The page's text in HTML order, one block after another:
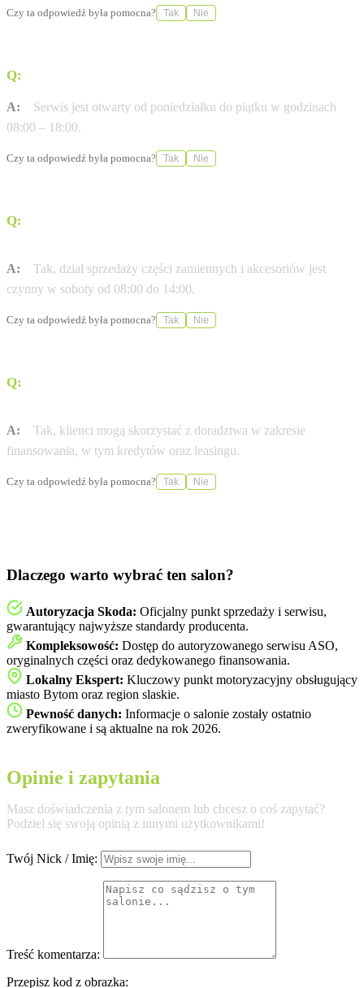
Czy ta odpowiedź była pomocna? Tak Nie
Q:
A:
Serwis jest otwarty od poniedziałku do piątku w godzinach
08:00 – 18:00.
Czy ta odpowiedź była pomocna? Tak Nie
Q:
A:
Tak, dział sprzedaży części zamiennych i akcesoriów jest
czynny w soboty od 08:00 do 14:00.
Czy ta odpowiedź była pomocna? Tak Nie
Q:
A:
Tak, klienci mogą skorzystać z doradztwa w zakresie
finansowania, w tym kredytów oraz leasingu.
Czy ta odpowiedź była pomocna? Tak Nie
Dlaczego warto wybrać ten salon?
Autoryzacja Skoda: Oficjalny punkt sprzedaży i serwisu,
gwarantujący najwyższe standardy producenta.
Kompleksowość: Dostęp do autoryzowanego serwisu ASO,
oryginalnych części oraz dedykowanego finansowania.
Lokalny Ekspert: Kluczowy punkt motoryzacyjny obsługujący
miasto Bytom oraz region slaskie.
Pewność danych: Informacje o salonie zostały ostatnio
zweryfikowane i są aktualne na rok 2026.
Opinie i zapytania
Masz doświadczenia z tym salonem lub chcesz o coś zapytać?
Podziel się swoją opinią z innymi użytkownikami!
Twój Nick / Imię:
Treść komentarza:
Przepisz kod z obrazka: